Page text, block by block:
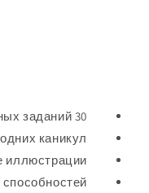
30 занимательных заданий
каникул
иллюстрации